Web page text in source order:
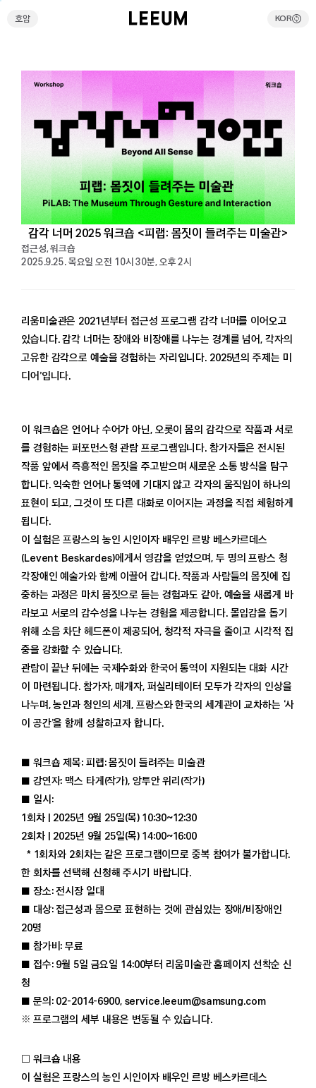
호암 KOR
호암 KOR
검색
전시예약
리움호암 셔틀버스예약
온라인스토어
방문안내
현재전시
소장품
고미술
배움·연구
프로그램
아카이브
출판
영상·자료
멤버십
가입과 안내
프로그램과 혜택
뉴스레터
멤버십 공지
미술관 소개
공지
보도자료
법인회원
감각 너머 2025 워크숍 <피랩: 몸짓이 들려주는 미술관>
접근성, 워크숍
2025.9.25. 목요일 오전 10시 30분, 오후 2시
리움미술관은 2021년부터 접근성 프로그램 감각 너머를 이어오고
있습니다. 감각 너머는 장애와 비장애를 나누는 경계를 넘어, 각자의
고유한 감각으로 예술을 경험하는 자리입니다. 2025년의 주제는 미
디어’입니다.
이 워크숍은 언어나 수어가 아닌, 오롯이 몸의 감각으로 작품과 서로
를 경험하는 퍼포먼스형 관람 프로그램입니다. 참가자들은 전시된
작품 앞에서 즉흥적인 몸짓을 주고받으며 새로운 소통 방식을 탐구
합니다. 익숙한 언어나 통역에 기대지 않고 각자의 움직임이 하나의
표현이 되고, 그것이 또 다른 대화로 이어지는 과정을 직접 체험하게
됩니다.
이 실험은 프랑스의 농인 시인이자 배우인 르방 베스카르데스
(Levent Beskardes)에게서 영감을 얻었으며, 두 명의 프랑스 청
각장애인 예술가와 함께 이끌어 갑니다. 작품과 사람들의 몸짓에 집
중하는 과정은 마치 몸짓으로 듣는 경험과도 같아, 예술을 새롭게 바
라보고 서로의 감수성을 나누는 경험을 제공합니다. 몰입감을 돕기
위해 소음 차단 헤드폰이 제공되어, 청각적 자극을 줄이고 시각적 집
중을 강화할 수 있습니다.
관람이 끝난 뒤에는 국제수화와 한국어 통역이 지원되는 대화 시간
이 마련됩니다. 참가자, 매개자, 퍼실리테이터 모두가 각자의 인상을
나누며, 농인과 청인의 세계, 프랑스와 한국의 세계관이 교차하는 ‘사
이 공간’을 함께 성찰하고자 합니다.
■ 워크숍 제목: 피랩: 몸짓이 들려주는 미술관
■ 강연자: 맥스 타게(작가), 앙투안 위리(작가)
■ 일시:
1회차 | 2025년 9월 25일(목) 10:30~12:30
2회차 | 2025년 9월 25일(목) 14:00~16:00
* 1회차와 2회차는 같은 프로그램이므로 중복 참여가 불가합니다.
한 회차를 선택해 신청해 주시기 바랍니다.
■ 장소: 전시장 일대
■ 대상: 접근성과 몸으로 표현하는 것에 관심있는 장애/비장애인
20명
■ 참가비: 무료
■ 접수: 9월 5일 금요일 14:00부터 리움미술관 홈페이지 선착순 신
청
■ 문의: 02-2014-6900, service.leeum@samsung.com
※ 프로그램의 세부 내용은 변동될 수 있습니다.
□ 워크숍 내용
이 실험은 프랑스의 농인 시인이자 배우인 르방 베스카르데스